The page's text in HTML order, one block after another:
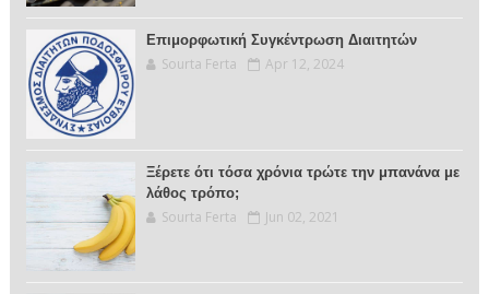
Επιμορφωτική Συγκέντρωση Διαιτητών
Sourta Ferta Apr 12, 2024
Ξέρετε ότι τόσα χρόνια τρώτε την μπανάνα με
λάθος τρόπο;
Sourta Ferta Jun 02, 2021